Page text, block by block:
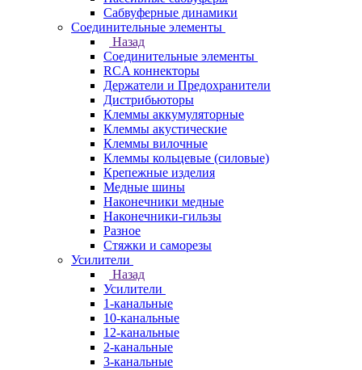
Сабвуферные динамики
Соединительные элементы
Назад
Соединительные элементы
RCA коннекторы
Держатели и Предохранители
Дистрибьюторы
Клеммы аккумуляторные
Клеммы акустические
Клеммы вилочные
Клеммы кольцевые (силовые)
Крепежные изделия
Медные шины
Наконечники медные
Наконечники-гильзы
Разное
Стяжки и саморезы
Усилители
Назад
Усилители
1-канальные
10-канальные
12-канальные
2-канальные
3-канальные